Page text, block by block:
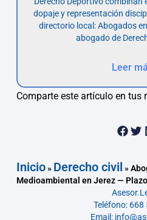
dopaje y representación
directorio local: Abogados
abogado de
Leer
Comparte este artículo en tus
Inicio» Derecho civil »
Medioambiental en Jerez —
Teléfono: 668
Email: